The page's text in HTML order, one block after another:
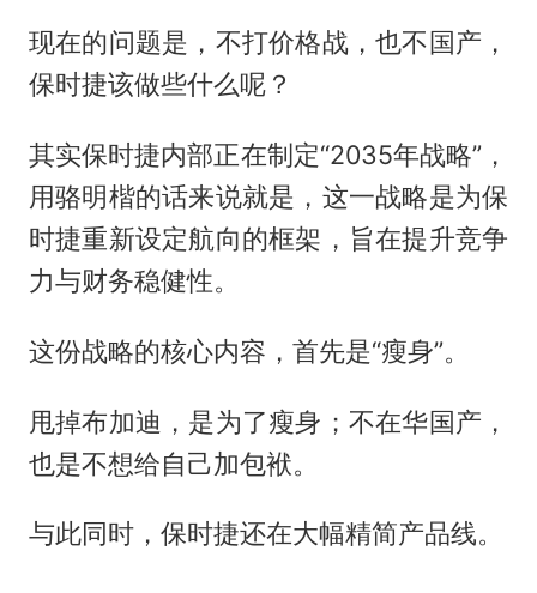
现在的问题是，不打价格战，也不国产，
保时捷该做些什么呢？
其实保时捷内部正在制定“2035年战略”，
用骆明楷的话来说就是，这一战略是为保
时捷重新设定航向的框架，旨在提升竞争
力与财务稳健性。
这份战略的核心内容，首先是“瘦身”。
甩掉布加迪，是为了瘦身；不在华国产，
也是不想给自己加包袱。
与此同时，保时捷还在大幅精简产品线。